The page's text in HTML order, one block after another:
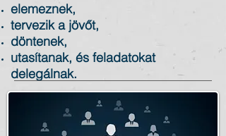
elemeznek,
tervezik a jövőt,
döntenek,
utasítanak, és feladatokat
delegálnak.